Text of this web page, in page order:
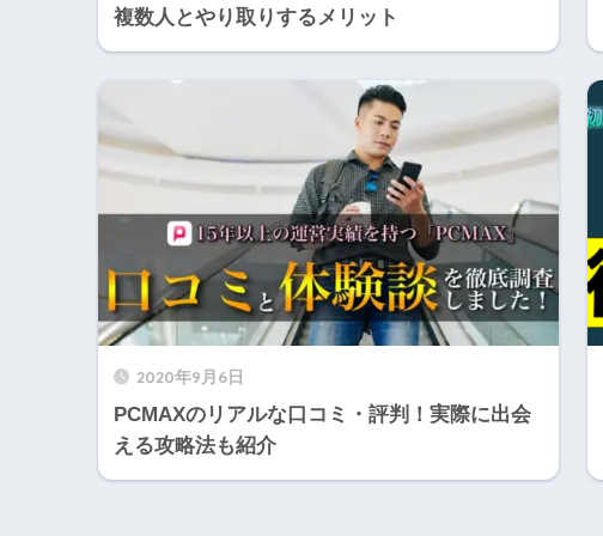
複数人とやり取りするメリット
2020年9月6日
PCMAXのリアルな口コミ・評判！実際に出会
える攻略法も紹介